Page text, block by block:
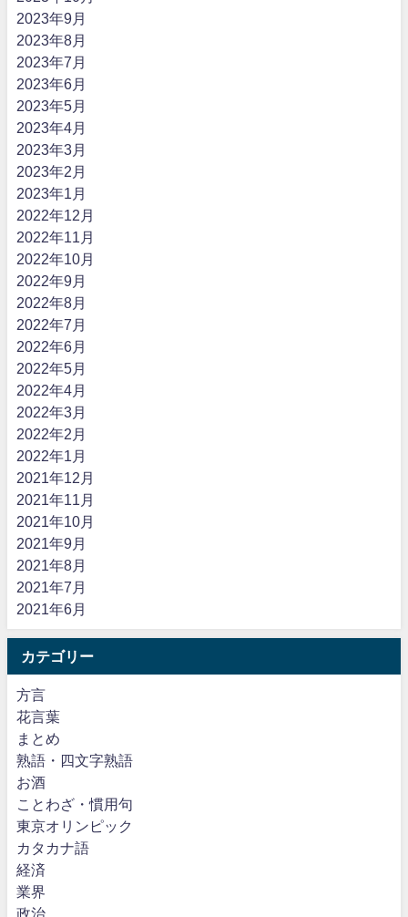
2023年9月
2023年8月
2023年7月
2023年6月
2023年5月
2023年4月
2023年3月
2023年2月
2023年1月
2022年12月
2022年11月
2022年10月
2022年9月
2022年8月
2022年7月
2022年6月
2022年5月
2022年4月
2022年3月
2022年2月
2022年1月
2021年12月
2021年11月
2021年10月
2021年9月
2021年8月
2021年7月
2021年6月
カテゴリー
方言
花言葉
まとめ
熟語・四文字熟語
お酒
ことわざ・慣用句
東京オリンピック
カタカナ語
経済
業界
政治